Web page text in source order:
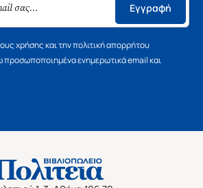
Εγγραφή
χρήσης και την πολιτική απορρήτου
ενημερωτικά email και